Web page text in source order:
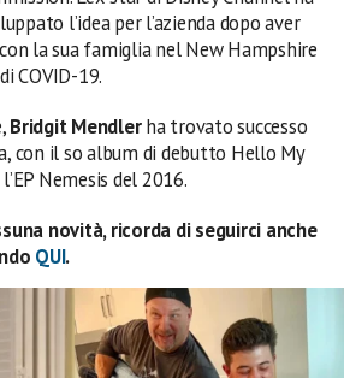
l’idea per l’azienda dopo aver
la sua famiglia nel New Hampshire
COVID-19.
Bridgit Mendlerha trovato successo
con il so album di debutto Hello My
Nemesis del 2016.
novità, ricorda di seguirci anche
QUI.